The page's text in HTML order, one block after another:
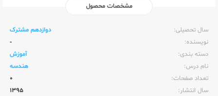
مشخصات محصول
سال تحصیلی:‌
دوازدهم مشترک
نویسنده:‌
-
دسته بندی:
آموزش
نام درس:
هندسه
تعداد صفحات:‌
0
سال انتشار:‌
1395